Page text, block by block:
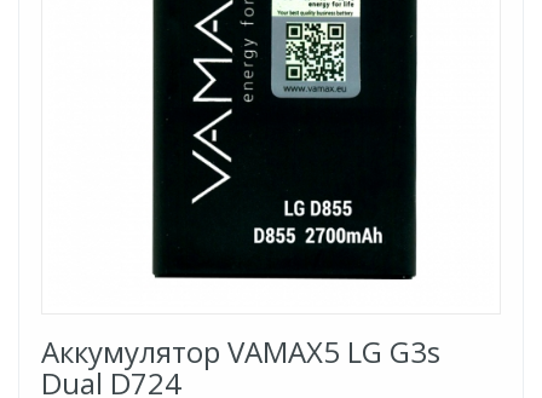
Аккумулятор VAMAX5 LG G3s
Dual D724